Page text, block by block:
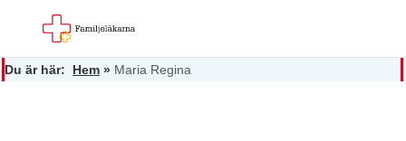
Du är här: Hem » Maria Regina